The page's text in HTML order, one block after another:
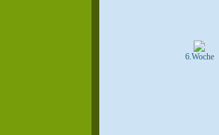
6.Woche